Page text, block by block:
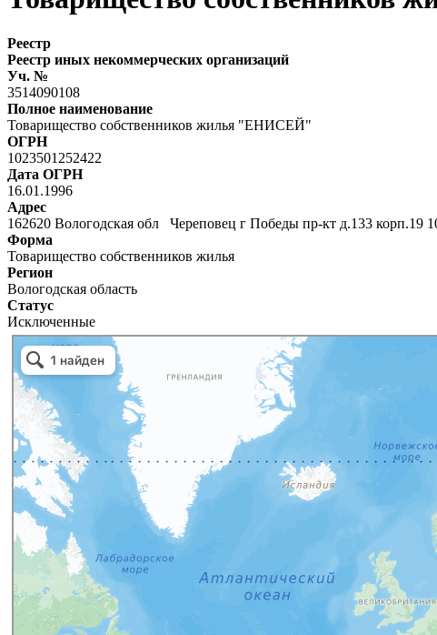
Реестр
Реестр иных некоммерческих организаций
Уч. №
3514090108
Полное наименование
Товарищество собственников жилья "ЕНИСЕЙ"
ОГРН
1023501252422
Дата ОГРН
16.01.1996
Адрес
162620 Вологодская обл Череповец г Победы пр-кт д.133 корп.19
Форма
Товарищество собственников жилья
Регион
Вологодская область
Статус
Исключенные